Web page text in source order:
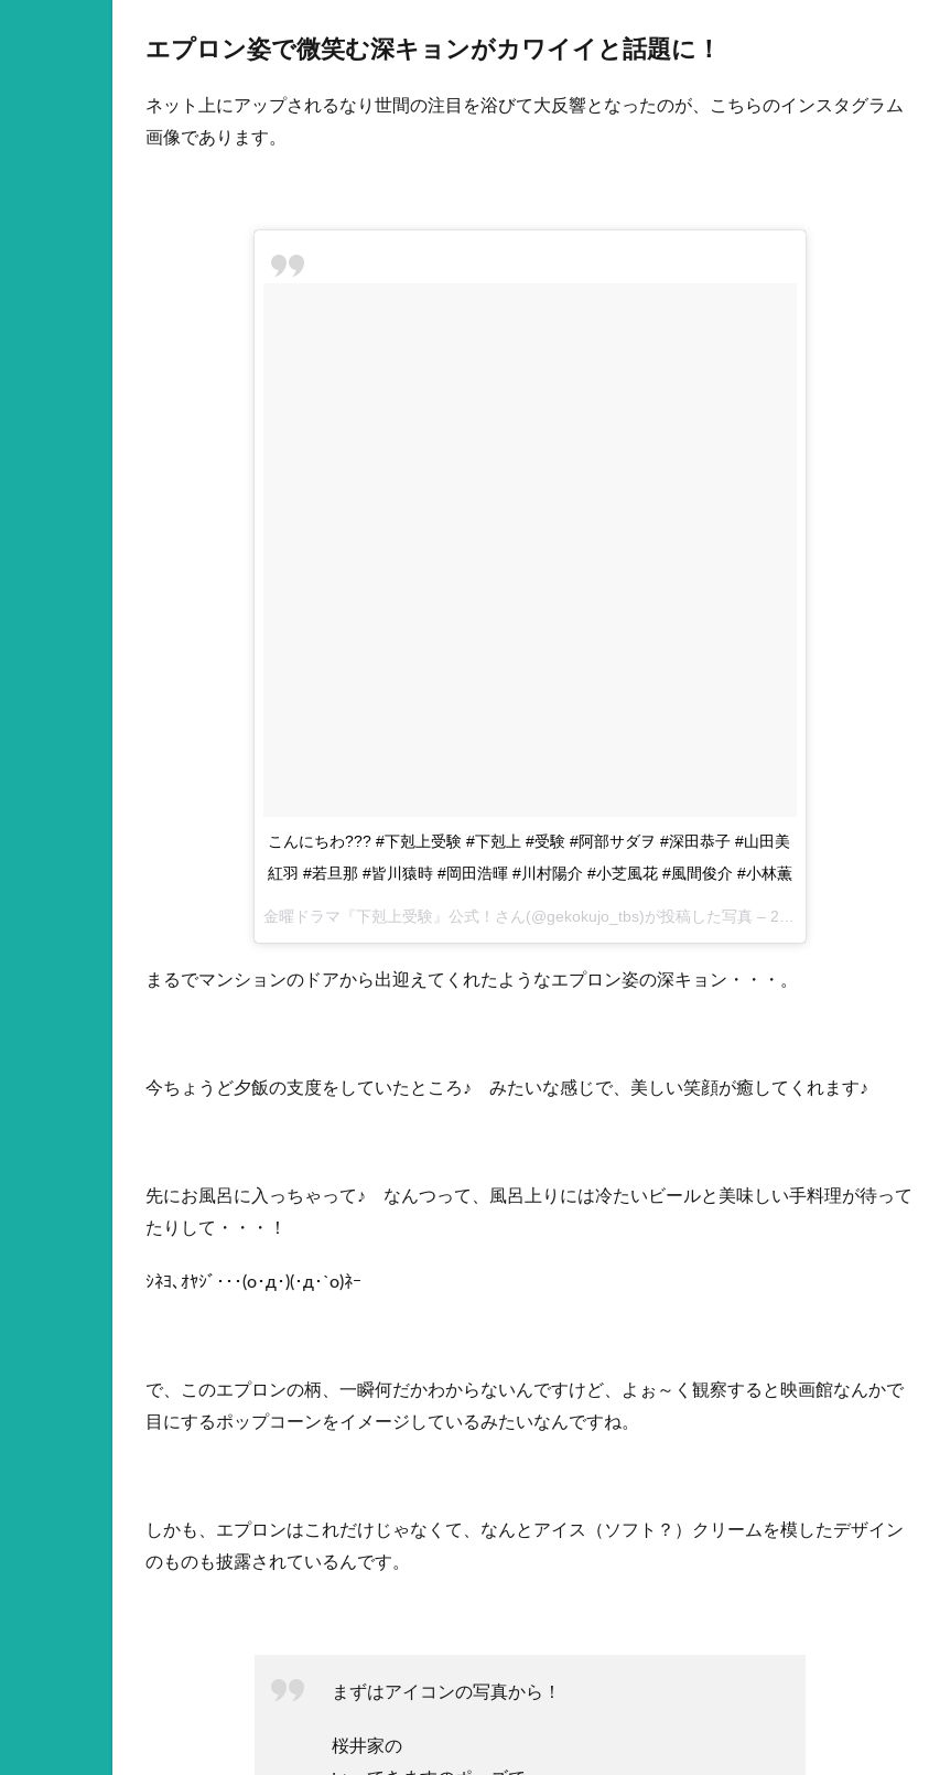
エプロン姿で微笑む深キョンがカワイイと話題に！
ネット上にアップされるなり世間の注目を浴びて大反響となったのが、こちらのインスタグラム
画像であります。
こんにちわ??? #下剋上受験 #下剋上 #受験 #阿部サダヲ #深田恭子 #山田美
紅羽 #若旦那 #皆川猿時 #岡田浩暉 #川村陽介 #小芝風花 #風間俊介 #小林薫
金曜ドラマ『下剋上受験』公式！さん(@gekokujo_tbs)が投稿した写真 – 2016 12月 10 8:15午後 PST
まるでマンションのドアから出迎えてくれたようなエプロン姿の深キョン・・・。
今ちょうど夕飯の支度をしていたところ♪ みたいな感じで、美しい笑顔が癒してくれます♪
先にお風呂に入っちゃって♪ なんつって、風呂上りには冷たいビールと美味しい手料理が待って
たりして・・・！
ｼﾈﾖ､ｵﾔｼﾞ･･･(ο･д･)(･д･`ο)ﾈｰ
で、このエプロンの柄、一瞬何だかわからないんですけど、よぉ～く観察すると映画館なんかで
目にするポップコーンをイメージしているみたいなんですね。
しかも、エプロンはこれだけじゃなくて、なんとアイス（ソフト？）クリームを模したデザイン
のものも披露されているんです。
まずはアイコンの写真から！
桜井家の